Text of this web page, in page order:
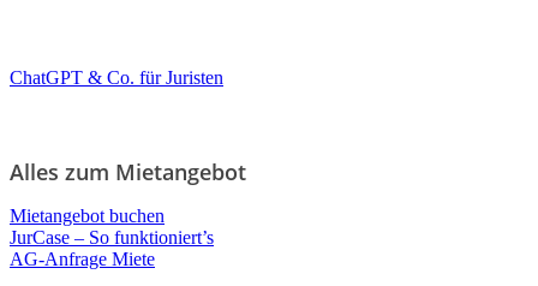
ChatGPT & Co. für Juristen
Alles zum Mietangebot
Mietangebot buchen
JurCase – So funktioniert’s
AG-Anfrage Miete